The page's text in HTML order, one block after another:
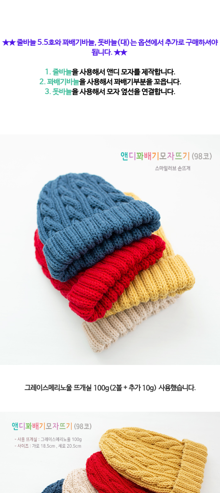
★★ 줄바늘 5.5호와 꽈배기바늘, 돗바늘(대)는 옵션에서 추가로 구매하셔야
됩니다. ★★
1. 줄바늘을 사용해서 앤디 모자를 제작합니다.
2. 꽈배기바늘을 사용해서 꽈배기부분을 꼬읍니다.
3. 돗바늘을사용해서 모자 옆선을 연결합니다.
그레이스메리노울 뜨개실 100g(2볼 + 추가 10g) 사용했습니다.